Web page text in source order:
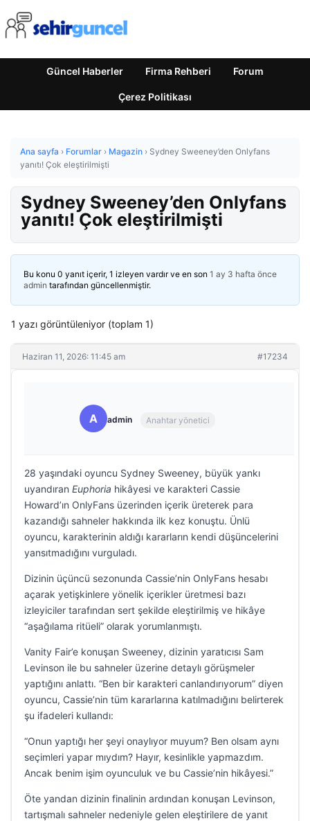
Güncel Haberler Firma Rehberi Forum
Çerez Politikası
Ana sayfa › Forumlar › Magazin › Sydney Sweeney’den Onlyfans
yanıtı! Çok eleştirilmişti
Sydney Sweeney’den Onlyfans
yanıtı! Çok eleştirilmişti
Bu konu 0 yanıt içerir, 1 izleyen vardır ve en son 1 ay 3 hafta önce
admin tarafından güncellenmiştir.
1 yazı görüntüleniyor (toplam 1)
Haziran 11, 2026: 11:45 am #17234
A admin Anahtar yönetici
28 yaşındaki oyuncu Sydney Sweeney, büyük yankı
uyandıran Euphoria hikâyesi ve karakteri Cassie
Howard’ın OnlyFans üzerinden içerik üreterek para
kazandığı sahneler hakkında ilk kez konuştu. Ünlü
oyuncu, karakterinin aldığı kararların kendi düşüncelerini
yansıtmadığını vurguladı.
Dizinin üçüncü sezonunda Cassie’nin OnlyFans hesabı
açarak yetişkinlere yönelik içerikler üretmesi bazı
izleyiciler tarafından sert şekilde eleştirilmiş ve hikâye
“aşağılama ritüeli” olarak yorumlanmıştı.
Vanity Fair’e konuşan Sweeney, dizinin yaratıcısı Sam
Levinson ile bu sahneler üzerine detaylı görüşmeler
yaptığını anlattı. “Ben bir karakteri canlandırıyorum” diyen
oyuncu, Cassie’nin tüm kararlarına katılmadığını belirterek
şu ifadeleri kullandı:
“Onun yaptığı her şeyi onaylıyor muyum? Ben olsam aynı
seçimleri yapar mıydım? Hayır, kesinlikle yapmazdım.
Ancak benim işim oyunculuk ve bu Cassie’nin hikâyesi.”
Öte yandan dizinin finalinin ardından konuşan Levinson,
tartışmalı sahneler nedeniyle gelen eleştirilere de yanıt